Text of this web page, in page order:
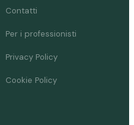
Contatti
Per i professionisti
Privacy Policy
Cookie Policy